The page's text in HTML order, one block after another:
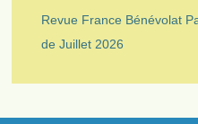
Revue France Bénévolat
de Juillet 2026